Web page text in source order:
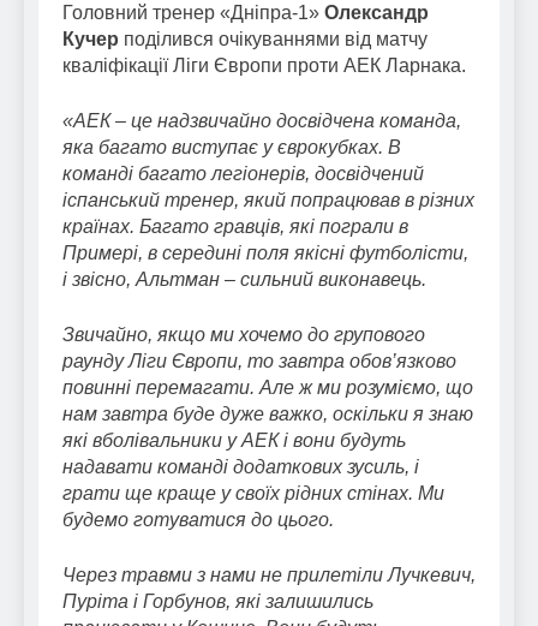
Головний тренер «Дніпра-1» Олександр
Кучер поділився очікуваннями від матчу
кваліфікації Ліги Європи проти АЕК Ларнака.
«АЕК – це надзвичайно досвідчена команда,
яка багато виступає у єврокубках. В
команді багато легіонерів, досвідчений
іспанський тренер, який попрацював в різних
країнах. Багато гравців, які пограли в
Примері, в середині поля якісні футболісти,
і звісно, Альтман – сильний виконавець.
Звичайно, якщо ми хочемо до групового
раунду Ліги Європи, то завтра обов’язково
повинні перемагати. Але ж ми розуміємо, що
нам завтра буде дуже важко, оскільки я знаю
які вболівальники у АЕК і вони будуть
надавати команді додаткових зусиль, і
грати ще краще у своїх рідних стінах. Ми
будемо готуватися до цього.
Через травми з нами не прилетіли Лучкевич,
Пуріта і Горбунов, які залишились